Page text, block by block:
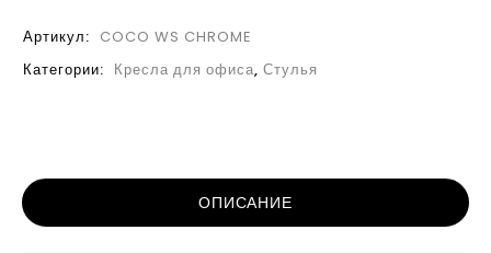
Артикул: COCO WS CHROME
Категории: Кресла для офиса, Стулья
ОПИСАНИЕ